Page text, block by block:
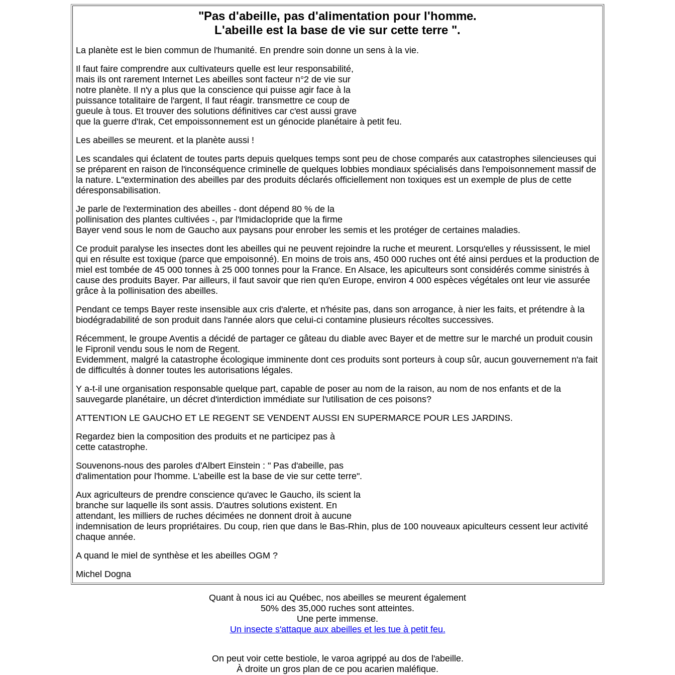
"Pas d'abeille, pas d'alimentation pour l'homme.
L'abeille est la base de vie sur cette terre ".
La planète est le bien commun de l'humanité. En prendre soin donne un sens à la vie.
Il faut faire comprendre aux cultivateurs quelle est leur responsabilité,
mais ils ont rarement Internet Les abeilles sont facteur n°2 de vie sur
notre planète. Il n'y a plus que la conscience qui puisse agir face à la
puissance totalitaire de l'argent, Il faut réagir. transmettre ce coup de
gueule à tous. Et trouver des solutions définitives car c'est aussi grave
que la guerre d'Irak, Cet empoissonnement est un génocide planétaire à petit feu.
Les abeilles se meurent. et la planète aussi !
Les scandales qui éclatent de toutes parts depuis quelques temps sont peu de chose comparés aux catastrophes silencieuses qui
se préparent en raison de l'inconséquence criminelle de quelques lobbies mondiaux spécialisés dans l'empoisonnement massif de
la nature. L''extermination des abeilles par des produits déclarés officiellement non toxiques est un exemple de plus de cette
déresponsabilisation.
Je parle de l'extermination des abeilles - dont dépend 80 % de la
pollinisation des plantes cultivées -, par l'Imidaclopride que la firme
Bayer vend sous le nom de Gaucho aux paysans pour enrober les semis et les protéger de certaines maladies.
Ce produit paralyse les insectes dont les abeilles qui ne peuvent rejoindre la ruche et meurent. Lorsqu'elles y réussissent, le miel
qui en résulte est toxique (parce que empoisonné). En moins de trois ans, 450 000 ruches ont été ainsi perdues et la production de
miel est tombée de 45 000 tonnes à 25 000 tonnes pour la France. En Alsace, les apiculteurs sont considérés comme sinistrés à
cause des produits Bayer. Par ailleurs, il faut savoir que rien qu'en Europe, environ 4 000 espèces végétales ont leur vie assurée
grâce à la pollinisation des abeilles.
Pendant ce temps Bayer reste insensible aux cris d'alerte, et n'hésite pas, dans son arrogance, à nier les faits, et prétendre à la
biodégradabilité de son produit dans l'année alors que celui-ci contamine plusieurs récoltes successives.
Récemment, le groupe Aventis a décidé de partager ce gâteau du diable avec Bayer et de mettre sur le marché un produit cousin
le Fipronil vendu sous le nom de Regent.
Evidemment, malgré la catastrophe écologique imminente dont ces produits sont porteurs à coup sûr, aucun gouvernement n'a fait
de difficultés à donner toutes les autorisations légales.
Y a-t-il une organisation responsable quelque part, capable de poser au nom de la raison, au nom de nos enfants et de la
sauvegarde planétaire, un décret d'interdiction immédiate sur l'utilisation de ces poisons?
ATTENTION LE GAUCHO ET LE REGENT SE VENDENT AUSSI EN SUPERMARCE POUR LES JARDINS.
Regardez bien la composition des produits et ne participez pas à
cette catastrophe.
Souvenons-nous des paroles d'Albert Einstein : " Pas d'abeille, pas
d'alimentation pour l'homme. L'abeille est la base de vie sur cette terre".
Aux agriculteurs de prendre conscience qu'avec le Gaucho, ils scient la
branche sur laquelle ils sont assis. D'autres solutions existent. En
attendant, les milliers de ruches décimées ne donnent droit à aucune
indemnisation de leurs propriétaires. Du coup, rien que dans le Bas-Rhin, plus de 100 nouveaux apiculteurs cessent leur activité
chaque année.
A quand le miel de synthèse et les abeilles OGM ?
Michel Dogna
Quant à nous ici au Québec, nos abeilles se meurent également
50% des 35,000 ruches sont atteintes.
Une perte immense.
Un insecte s'attaque aux abeilles et les tue à petit feu.
On peut voir cette bestiole, le varoa agrippé au dos de l'abeille.
À droite un gros plan de ce pou acarien maléfique.